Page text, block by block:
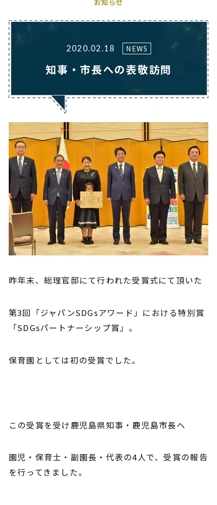
2020.02.18 NEWS
知事・市長への表敬訪問
昨年末、総理官邸にて行われた受賞式にて頂いた
第3回「ジャパンSDGsアワード」における特別賞
「SDGsパートナーシップ賞」。
保育園としては初の受賞でした。
この受賞を受け鹿児島県知事・鹿児島市長へ
園児・保育士・副園長・代表の4人で、受賞の報告
を行ってきました。